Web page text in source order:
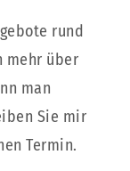
rund
mehr über
man
Sie mir
Termin.